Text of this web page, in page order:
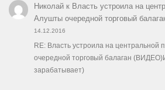
Николайк Власть устроила на
Алушты очередной торговый
14.12.2016
RE: Власть устроила на
очередной торговый балаган
зарабатывает)